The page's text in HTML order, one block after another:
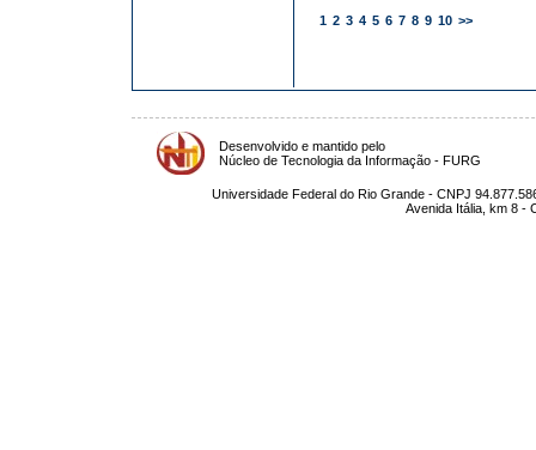
1 2 3 4 5 6 7 8 9 10 >>
Desenvolvido e mantido pelo
Núcleo de Tecnologia da Informação - FURG
Universidade Federal do Rio Grande - CNPJ
Avenida Itália, km 8 -